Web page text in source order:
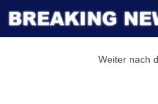
Weiter nach